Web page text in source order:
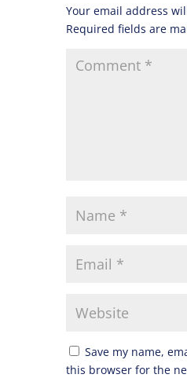
Your email address
Required fields are
Save my name,
this browser for the